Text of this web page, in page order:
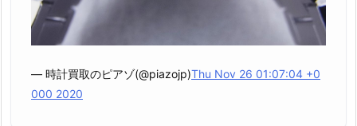
— 時計買取のピアゾ(@piazojp)Thu Nov 26 01:07:04 +0
000 2020